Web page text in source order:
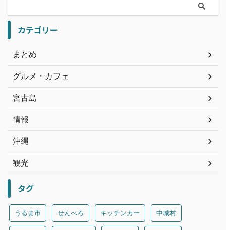
カテゴリー
まとめ
グルメ・カフェ
宮古島
情報
沖縄
観光
タグ
うるま市 せんべろ キッチンカー 中城村